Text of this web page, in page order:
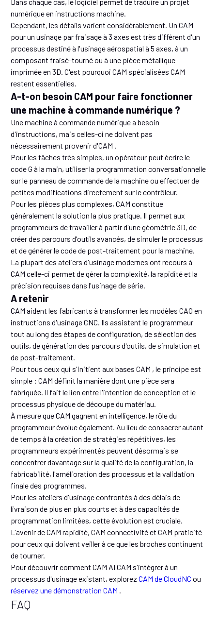
numérique en instructions machine.
Cependant, les détails varient considérablement. Un CAM
pour un usinage par fraisage à 3 axes est très différent d'un
processus destiné à l'usinage aérospatial à 5 axes, à un
composant fraisé-tourné ou à une pièce métallique
imprimée en 3D. C'est pourquoi CAM spécialisées CAM
restent essentielles.
A-t-on besoin CAM pour faire fonctionner
une machine à commande numérique ?
Une machine à commande numérique a besoin
d'instructions, mais celles-ci ne doivent pas
nécessairement provenir d'CAM .
Pour les tâches très simples, un opérateur peut écrire le
code G à la main, utiliser la programmation conversationnelle
sur le panneau de commande de la machine ou effectuer de
petites modifications directement sur le contrôleur.
Pour les pièces plus complexes, CAM constitue
généralement la solution la plus pratique. Il permet aux
programmeurs de travailler à partir d'une géométrie 3D, de
créer des parcours d'outils avancés, de simuler le processus
et de générer le code de post-traitement pour la machine.
La plupart des ateliers d'usinage modernes ont recours à
CAM celle-ci permet de gérer la complexité, la rapidité et la
précision requises dans l'usinage de série.
A retenir
CAM aident les fabricants à transformer les modèles CAO en
instructions d'usinage CNC. Ils assistent le programmeur
tout au long des étapes de configuration, de sélection des
outils, de génération des parcours d'outils, de simulation et
de post-traitement.
Pour tous ceux qui s'initient aux bases CAM , le principe est
simple : CAM définit la manière dont une pièce sera
fabriquée. Il fait le lien entre l'intention de conception et le
processus physique de découpe du matériau.
À mesure que CAM gagnent en intelligence, le rôle du
programmeur évolue également. Au lieu de consacrer autant
de temps à la création de stratégies répétitives, les
programmeurs expérimentés peuvent désormais se
concentrer davantage sur la qualité de la configuration, la
fabricabilité, l'amélioration des processus et la validation
finale des programmes.
Pour les ateliers d'usinage confrontés à des délais de
livraison de plus en plus courts et à des capacités de
programmation limitées, cette évolution est cruciale.
L'avenir de CAM rapidité, CAM connectivité et CAM praticité
pour ceux qui doivent veiller à ce que les broches continuent
de tourner.
Pour découvrir comment CAM AI CAM s'intégrer à un
processus d'usinage existant, explorezCAM de CloudNC ou
réservez une démonstration CAM
FAQ